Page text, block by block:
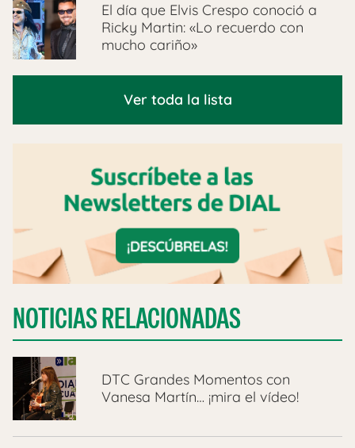
El día que Elvis Crespo conoció a
Ricky Martin: «Lo recuerdo con
mucho cariño»
Ver toda la lista
NOTICIAS RELACIONADAS
DTC Grandes Momentos con
Vanesa Martín… ¡mira el vídeo!